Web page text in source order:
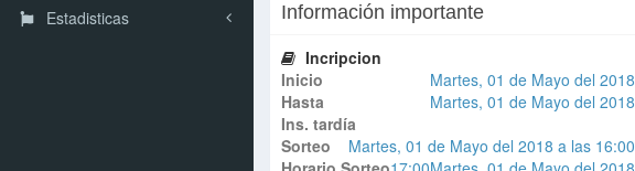
Estadisticas Información importante
Incripcion
Inicio
Martes, 01 de Mayo del 2018
Hasta
Martes, 01 de Mayo del 2018
Ins. tardía
Martes, 01 de Mayo del 2018 a las 16:00
Sorteo